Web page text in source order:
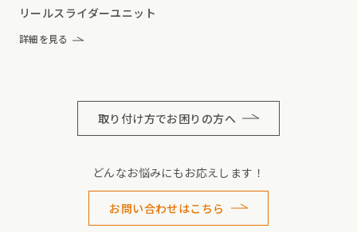
リールスライダーユニット
詳細を見る
取り付け方でお困りの方へ
どんなお悩みにもお応えします！
お問い合わせはこちら